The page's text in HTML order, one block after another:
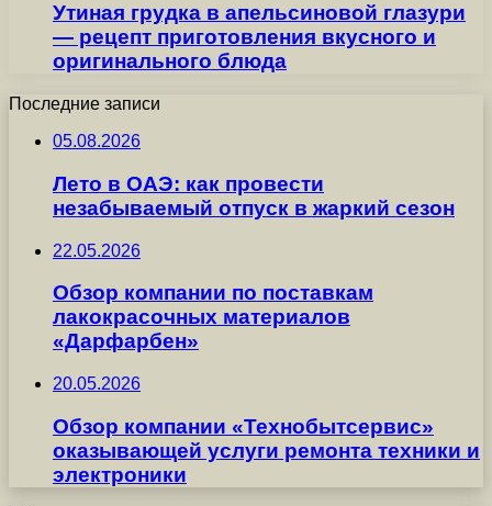
Утиная грудка в апельсиновой глазури
— рецепт приготовления вкусного и
оригинального блюда
Последние записи
05.08.2026
Лето в ОАЭ: как провести
незабываемый отпуск в жаркий сезон
22.05.2026
Обзор компании по поставкам
лакокрасочных материалов
«Дарфарбен»
20.05.2026
Обзор компании «Технобытсервис»
оказывающей услуги ремонта техники и
электроники